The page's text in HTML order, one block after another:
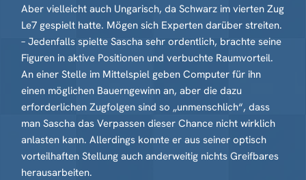
Aber vielleicht auch Ungarisch, da Schwarz im vierten Zug
Le7 gespielt hatte. Mögen sich Experten darüber streiten.
– Jedenfalls spielte Sascha sehr ordentlich, brachte seine
Figuren in aktive Positionen und verbuchte Raumvorteil.
An einer Stelle im Mittelspiel geben Computer für ihn
einen möglichen Bauerngewinn an, aber die dazu
erforderlichen Zugfolgen sind so „unmenschlich“, dass
man Sascha das Verpassen dieser Chance nicht wirklich
anlasten kann. Allerdings konnte er aus seiner optisch
vorteilhaften Stellung auch anderweitig nichts Greifbares
herausarbeiten.